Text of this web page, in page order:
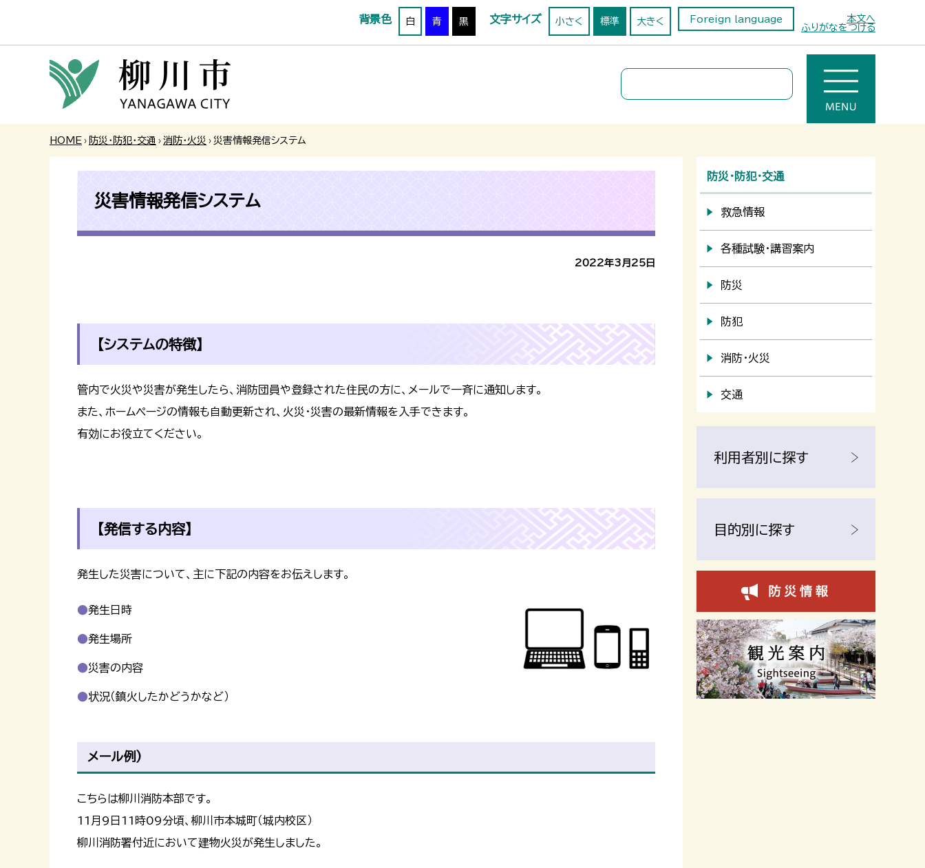
本文へ
背景色 白 青 黒 文字サイズ 小さく 標準 大きく
Foreign language
ふりがなをつける
HOME › 防災・防犯・交通 › 消防・火災 › 災害情報発信システム
災害情報発信システム
2022年3月25日
【システムの特徴】
管内で火災や災害が発生したら、消防団員や登録された住民の方に、メールで一斉に通知します。
また、ホームページの情報も自動更新され、火災・災害の最新情報を入手できます。
有効にお役立てください。
【発信する内容】
発生した災害について、主に下記の内容をお伝えします。
発生日時
発生場所
災害の内容
状況（鎮火したかどうかなど）
メール例)
こちらは柳川消防本部です。
11月9日11時09分頃、柳川市本城町（城内校区）
柳川消防署付近において建物火災が発生しました。
防災・防犯・交通
救急情報
各種試験・講習案内
防災
防犯
消防・火災
交通
利用者別に探す
目的別に探す